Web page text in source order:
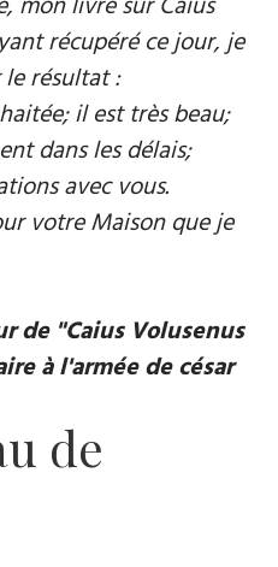
récupéré ce jour, je
résultat :
il est très beau;
dans les délais;
avec vous.
votre Maison que je
de "Caius Volusenus
à l'armée de césar
de